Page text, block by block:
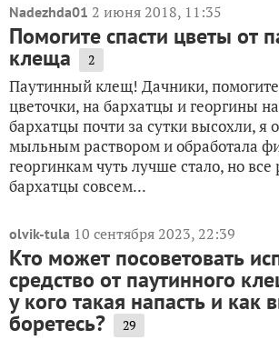
Nadezhda01 2 июня 2018, 11:35
Помогите спасти цветы от
клеща 2
Паутинный клещ! Дачники, помогите
цветочки, на бархатцы и георгины
бархатцы почти за сутки высохли, я
мыльным раствором и обработала
георгинкам чуть лучше стало, но все
бархатцы совсем...
olvik-tula 10 сентября 2023, 22:39
Кто может посоветовать
средство от паутинного
у кого такая напасть и как
боретесь? 29